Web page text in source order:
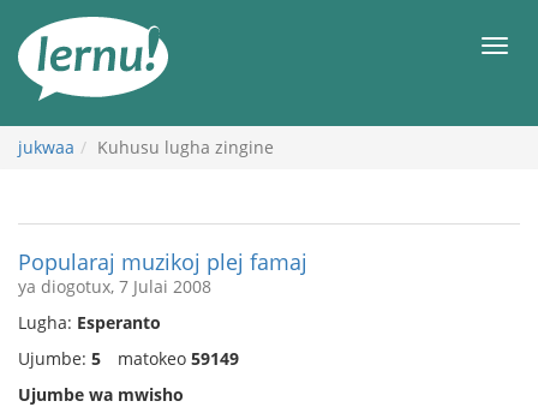
maudhui
jukwaa Kuhusu lugha zingine
Popularaj muzikoj plej famaj
ya diogotux, 7 Julai 2008
Lugha: Esperanto
Ujumbe: 5 matokeo 59149
Ujumbe wa mwisho